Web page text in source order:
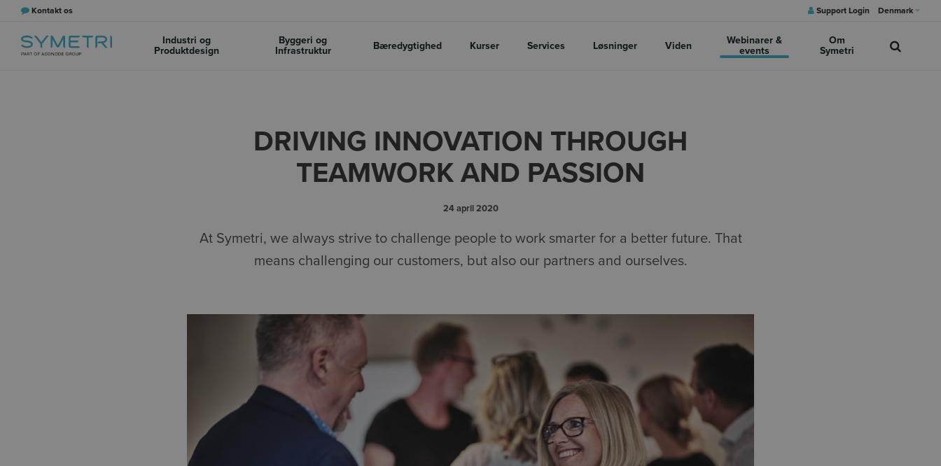
Kontakt os Support Login Denmark
Industri og
Produktdesign
Byggeri og
Infrastruktur
Bæredygtighed Kurser Services Løsninger Viden
Webinarer &
events
Om
Symetri
DRIVING INNOVATION THROUGH
TEAMWORK AND PASSION
24 april 2020
At Symetri, we always strive to challenge people to work smarter for a better future. That
means challenging our customers, but also our partners and ourselves.